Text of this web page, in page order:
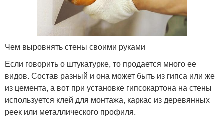
Чем выровнять стены своими руками
Если говорить о штукатурке, то продается много ее
видов. Состав разный и она может быть из гипса или же
из цемента, а вот при установке гипсокартона на стены
используется клей для монтажа, каркас из деревянных
реек или металлического профиля.